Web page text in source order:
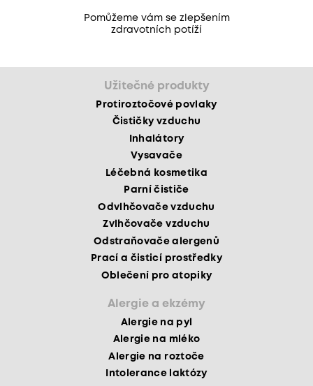
Pomůžeme vám se zlepšením
zdravotních potíží
Užitečné produkty
Protiroztočové povlaky
Čističky vzduchu
Inhalátory
Vysavače
Léčebná kosmetika
Parní čističe
Odvlhčovače vzduchu
Zvlhčovače vzduchu
Odstraňovače alergenů
Prací a čisticí prostředky
Oblečení pro atopiky
Alergie a ekzémy
Alergie na pyl
Alergie na mléko
Alergie na roztoče
Intolerance laktózy